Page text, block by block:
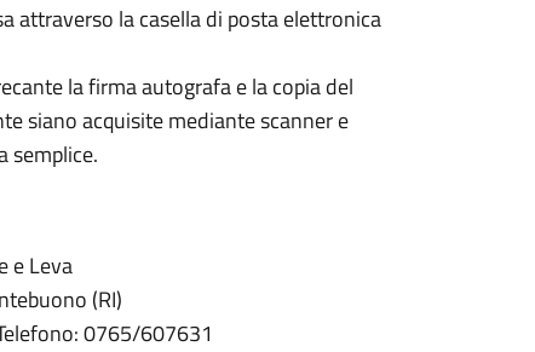
attraverso la casella di posta elettronica
la firma autografa e la copia del
siano acquisite mediante scanner e
semplice.
e Leva
(RI)
0765/607631